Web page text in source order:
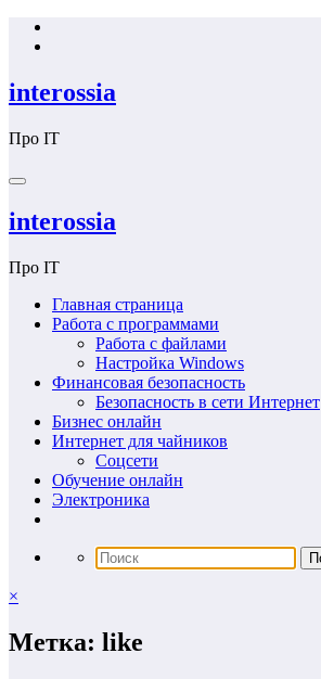
Перейти
interossia
Про IT
interossia
Про IT
Главная страница
Работа с программами
Работа с файлами
Настройка Windows
Финансовая безопасность
Безопасность в сети Интернет
Бизнес онлайн
Интернет для чайников
Соцсети
Обучение онлайн
Электроника
×
Метка: like